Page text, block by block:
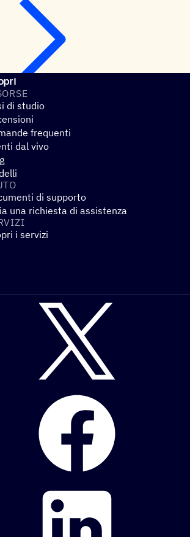
di studio
frequenti
dal vivo
di supporto
una richiesta di assistenza
i servizi